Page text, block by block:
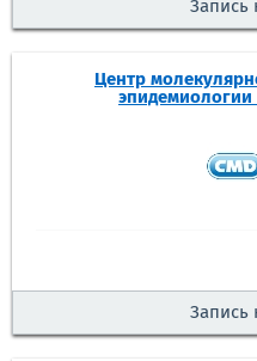
Запись
Центр
эпидемиологии
Запись